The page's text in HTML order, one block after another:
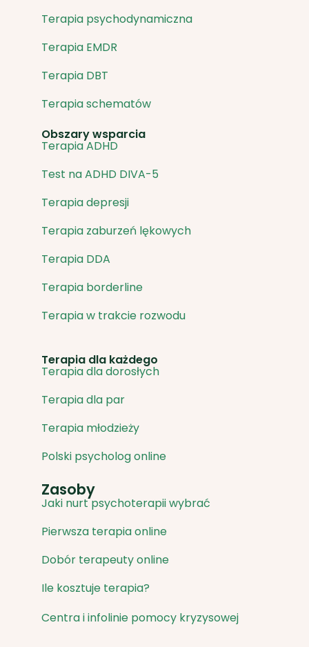
Terapia psychodynamiczna
Terapia EMDR
Terapia DBT
Terapia schematów
Obszary wsparcia
Terapia ADHD
Test na ADHD DIVA-5
Terapia depresji
Terapia zaburzeń lękowych
Terapia DDA
Terapia borderline
Terapia w trakcie rozwodu
Terapia dla każdego
Terapia dla dorosłych
Terapia dla par
Terapia młodzieży
Polski psycholog online
Zasoby
Jaki nurt psychoterapii wybrać
Pierwsza terapia online
Dobór terapeuty online
Ile kosztuje terapia?
Centra i infolinie pomocy kryzysowej